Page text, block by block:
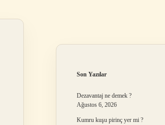
Son Yazılar
Dezavantaj ne demek ?
Ağustos 6, 2026
Kumru kuşu pirinç yer mi ?